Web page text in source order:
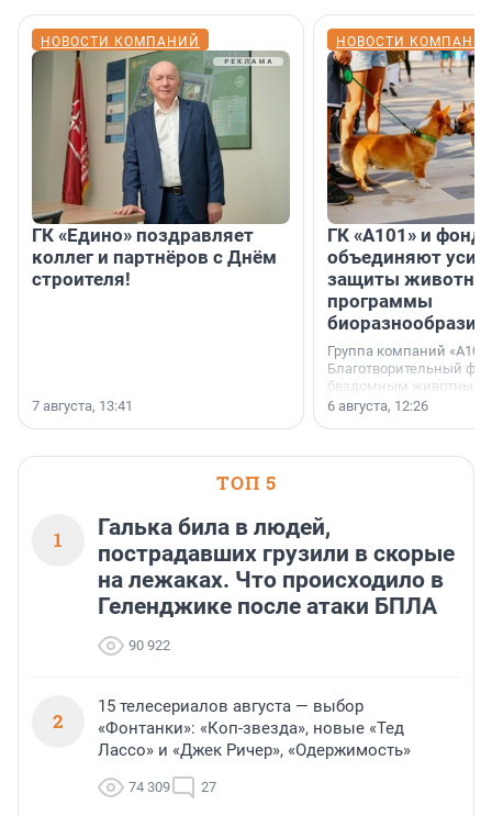
НОВОСТИ КОМПАНИЙ
ГК «Едино» поздравляет
коллег и партнёров с Днём
строителя!
7 августа, 13:41
НОВОСТИ
ГК «А101» и фонд
объединяют
защиты
программы
биоразнообразия
Группа компаний
Благотворительный
бездомным животным
заключили соглашение
6 августа, 12:26
ТОП 5
1
Галька била в людей,
пострадавших грузили в скорые
на лежаках. Что происходило в
Геленджике после атаки БПЛА
90 922
2
15 телесериалов августа — выбор
«Фонтанки»: «Коп-звезда», новые «Тед
Лассо» и «Джек Ричер», «Одержимость»
74 309 27